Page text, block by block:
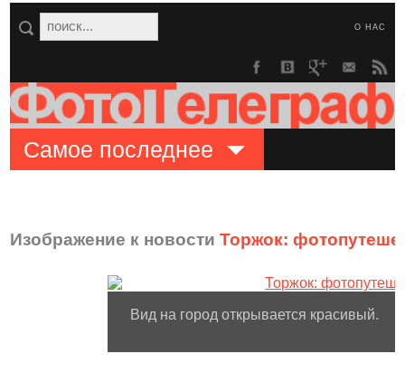
О НАС
Самое последнее
Изображение к новостиТоржок:
Вид на город открывается красивый.